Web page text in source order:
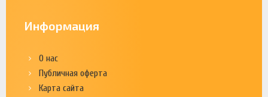
Информация
О нас
Публичная оферта
Карта сайта